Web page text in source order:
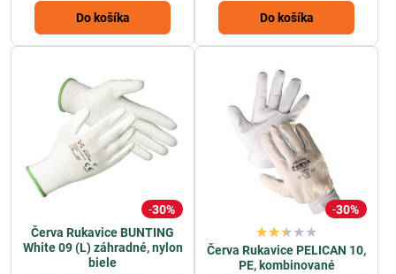
Do košíka Do košíka
30%
Červa Rukavice BUNTING
White 09 (L) záhradné, nylon
biele
30%
Červa Rukavice PELICAN 10,
PE, kombinované